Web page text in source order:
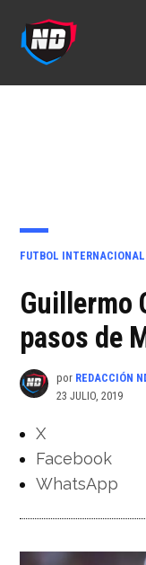
contenido
PUBLICADO
FUTBOL INTERNACIONAL
Guillermo
pasos de
por REDACCIÓN
23 JULIO, 2019
X
Facebook
WhatsApp